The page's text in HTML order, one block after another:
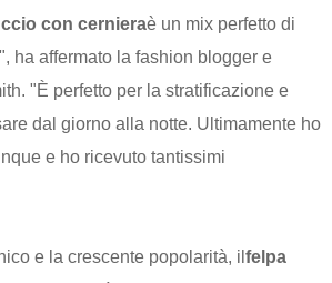
con cernieraè un mix perfetto di
ha affermato la fashion blogger e
"È perfetto per la stratificazione e
dal giorno alla notte. Ultimamente ho
e ho ricevuto tantissimi
e la crescente popolarità, il felpa